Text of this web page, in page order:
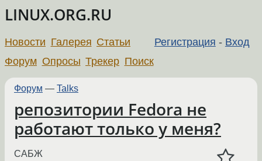
LINUX.ORG.RU
Регистрация - Вход
Новости Галерея Статьи
Форум Опросы Трекер Поиск
Форум — Talks
репозитории Fedora не
работают только у меня?
САБЖ